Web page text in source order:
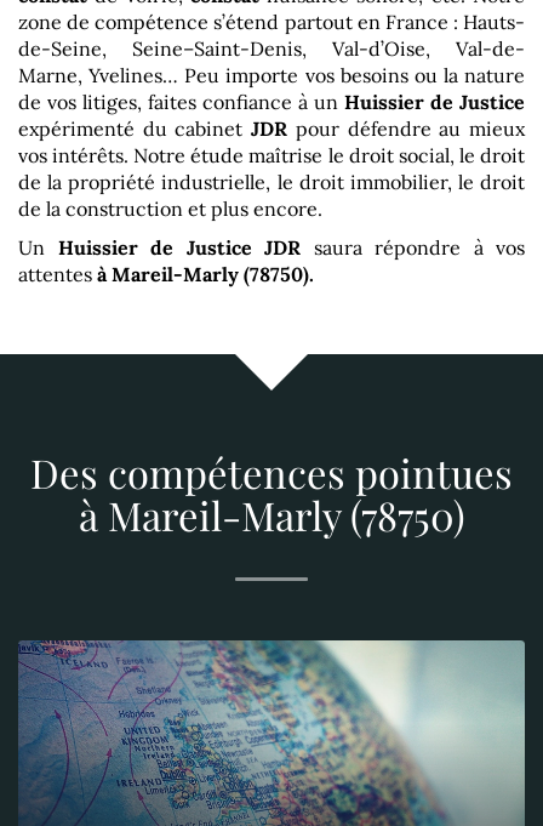
zone de compétence s’étend partout en France : Hauts-
de-Seine, Seine–Saint-Denis, Val-d’Oise, Val-de-
Marne, Yvelines… Peu importe vos besoins ou la nature
de vos litiges, faites confiance à un Huissier de Justice
expérimenté du cabinetJDR pour défendre au mieux
vos intérêts. Notre étude maîtrise le droit social, le droit
de la propriété industrielle, le droit immobilier, le droit
de la construction et plus encore.
Un Huissier de Justice JDR saura répondre à vos
attentes à Mareil-Marly (78750).
Des compétences pointues
à Mareil-Marly (78750)